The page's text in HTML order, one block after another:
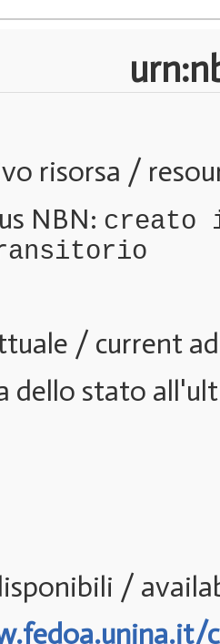
risorsa /
NBN: creato
/ current
dello stato
/